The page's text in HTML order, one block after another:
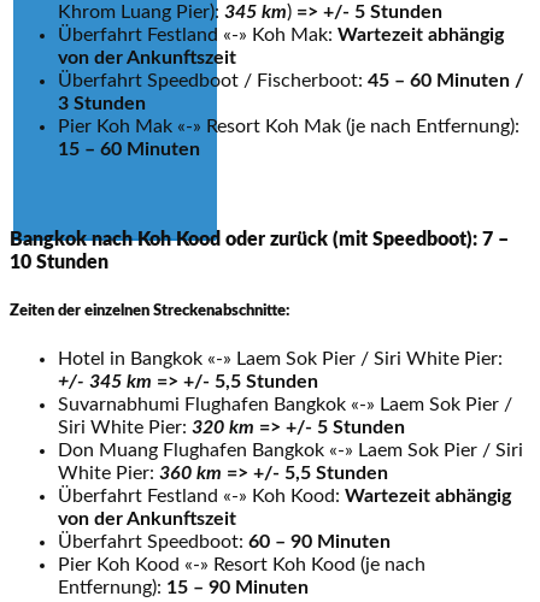
Khrom Luang Pier): 345 km) => +/- 5 Stunden
Überfahrt Festland «-» Koh Mak: Wartezeit abhängig
von der Ankunftszeit
Überfahrt Speedboot / Fischerboot: 45 – 60 Minuten /
3 Stunden
Pier Koh Mak «-» Resort Koh Mak (je nach Entfernung):
15 – 60 Minuten
Bangkok nach Koh Kood oder zurück (mit Speedboot): 7 –
10 Stunden
Zeiten der einzelnen Streckenabschnitte:
Hotel in Bangkok «-» Laem Sok Pier / Siri White Pier:
+/- 345 km => +/- 5,5 Stunden
Suvarnabhumi Flughafen Bangkok «-» Laem Sok Pier /
Siri White Pier: 320 km => +/- 5 Stunden
Don Muang Flughafen Bangkok «-» Laem Sok Pier / Siri
White Pier: 360 km => +/- 5,5 Stunden
Überfahrt Festland «-» Koh Kood: Wartezeit abhängig
von der Ankunftszeit
Überfahrt Speedboot: 60 – 90 Minuten
Pier Koh Kood «-» Resort Koh Kood (je nach
Entfernung): 15 – 90 Minuten